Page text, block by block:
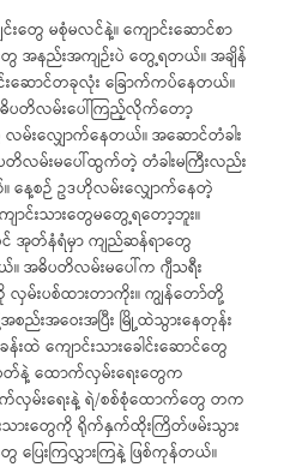
းတွေ မစုံမလင်နဲ့။ ကျောင်းဆောင်စာ
ေ အနည်းအကျဉ်းပဲ တွေ့ရတယ်။ အချိန်
းဆောင်တခုလုံး ခြောက်ကပ်နေတယ်။
ပတိလမ်းပေါ်ကြည့်လိုက်တော့
လမ်းလျှောက်နေတယ်။ အဆောင်တံခါး
မ်းမပေါ်ထွက်တဲ့ တံခါးမကြီးလည်း
ေ့စဉ် ဥဒဟိုလမ်းလျှောက်နေတဲ့
ာင်းသားတွေမတွေ့ရတော့ဘူး။
င် အုတ်နံရံမှာ ကျည်ဆန်ရာတွေ
ဓိပတိလမ်းမပေါ်က ဂျီသရီး
လှမ်းပစ်ထားတာကိုး။ ကျွန်တော်တို့
ည်းအဝေးအပြီး မြို့ထဲသွားနေတုန်း
ထဲ ကျောင်းသားခေါင်းဆောင်တွေ
ဝတ်နဲ့ ထောက်လှမ်းရေးတွေက
လှမ်းရေးနဲ့ ရဲ/စစ်စုံထောက်တွေ တက
းတွေကို ရိုက်နှက်ထိုးကြိတ်ဖမ်းသွား
ပြေးကြလွှားကြနဲ့ ဖြစ်ကုန်တယ်။